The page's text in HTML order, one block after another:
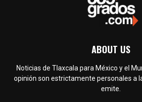
ABOUT US
Noticias de Tlaxcala para México y el
opinión son estrictamente personales a
emite.